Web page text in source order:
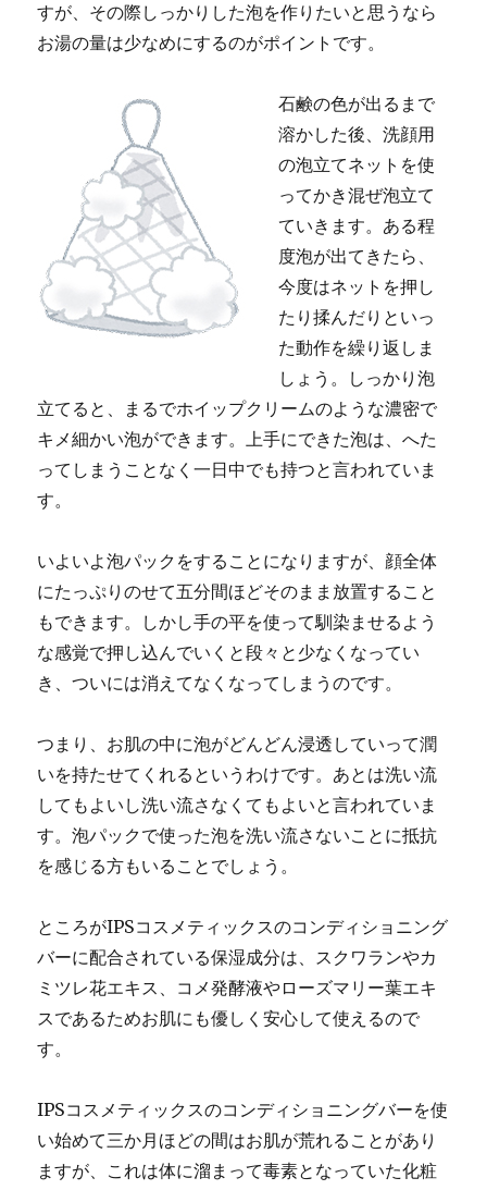
すが、その際しっかりした泡を作りたいと思うなら
お湯の量は少なめにするのがポイントです。
石鹸の色が出るまで
溶かした後、洗顔用
の泡立てネットを使
ってかき混ぜ泡立て
ていきます。ある程
度泡が出てきたら、
今度はネットを押し
たり揉んだりといっ
た動作を繰り返しま
しょう。しっかり泡
立てると、まるでホイップクリームのような濃密で
キメ細かい泡ができます。上手にできた泡は、へた
ってしまうことなく一日中でも持つと言われていま
す。
いよいよ泡パックをすることになりますが、顔全体
にたっぷりのせて五分間ほどそのまま放置すること
もできます。しかし手の平を使って馴染ませるよう
な感覚で押し込んでいくと段々と少なくなってい
き、ついには消えてなくなってしまうのです。
つまり、お肌の中に泡がどんどん浸透していって潤
いを持たせてくれるというわけです。あとは洗い流
してもよいし洗い流さなくてもよいと言われていま
す。泡パックで使った泡を洗い流さないことに抵抗
を感じる方もいることでしょう。
ところがIPSコスメティックスのコンディショニング
バーに配合されている保湿成分は、スクワランやカ
ミツレ花エキス、コメ発酵液やローズマリー葉エキ
スであるためお肌にも優しく安心して使えるので
す。
IPSコスメティックスのコンディショニングバーを使
い始めて三か月ほどの間はお肌が荒れることがあり
ますが、これは体に溜まって毒素となっていた化粧